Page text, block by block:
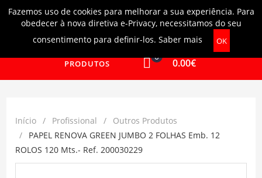
Fazemos uso de cookies para melhorar a sua experiência. Para
obedecer à nova diretiva e-Privacy, necessitamos do seu
consentimento para definir-los. Saber mais OK
Login| Ajuda
PRODUTOS
0
0.00€
Início Profissional
Outros Produtos
PAPEL RENOVA GREEN JUMBO 2 FOLHAS Emb. 12
ROLOS 120 Mts.- Ref. 200030229